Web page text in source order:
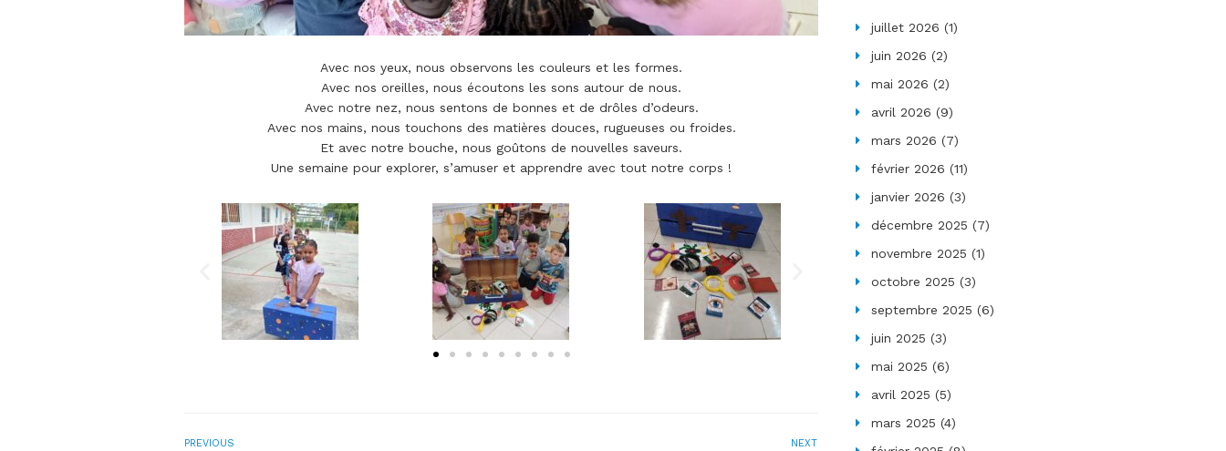
Avec nos yeux, nous observons les couleurs et les formes.
Avec nos oreilles, nous écoutons les sons autour de nous.
Avec notre nez, nous sentons de bonnes et de drôles d’odeurs.
Avec nos mains, nous touchons des matières douces, rugueuses ou froides.
Et avec notre bouche, nous goûtons de nouvelles saveurs.
Une semaine pour explorer, s’amuser et apprendre avec tout notre corps !
PREVIOUS NEXT
juillet 2026 (1)
juin 2026 (2)
mai 2026 (2)
avril 2026 (9)
mars 2026 (7)
février 2026 (11)
janvier 2026 (3)
décembre 2025 (7)
novembre 2025 (1)
octobre 2025 (3)
septembre 2025 (6)
juin 2025 (3)
mai 2025 (6)
avril 2025 (5)
mars 2025 (4)